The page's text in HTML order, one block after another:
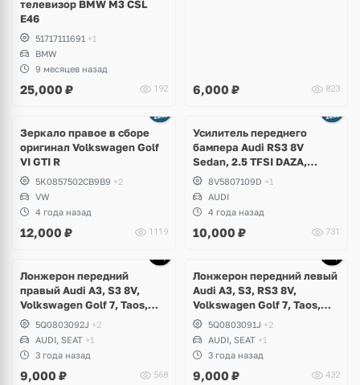
телевизор BMW M3 CSL
E46
51717111691 +1
BMW
9 месяцев назад
25,000 ₽ 192 6,000 ₽ 823
Зеркало правое в сборе
оригинал Volkswagen Golf
VI GTI R
5K0857502CB9B9 +2
VW
4 года назад
12,000 ₽ 1119
Усилитель переднего
бампера Audi RS3 8V
Sedan, 2.5 TFSI DAZA,
DNWA8V5807109D +1
AUDI
4 года назад
10,000 ₽ 731
Лонжерон передний
правый Audi A3, S3 8V,
Volkswagen Golf 7, Taos,
Seat Leon
5Q0803092J +2
AUDI, SEAT +1
3 года назад
9,000 ₽ 568
Лонжерон передний левый
Audi A3, S3, RS3 8V,
Volkswagen Golf 7, Taos,
Seat Leon
5Q0803091J +2
AUDI, SEAT +1
3 года назад
9,000 ₽ 432